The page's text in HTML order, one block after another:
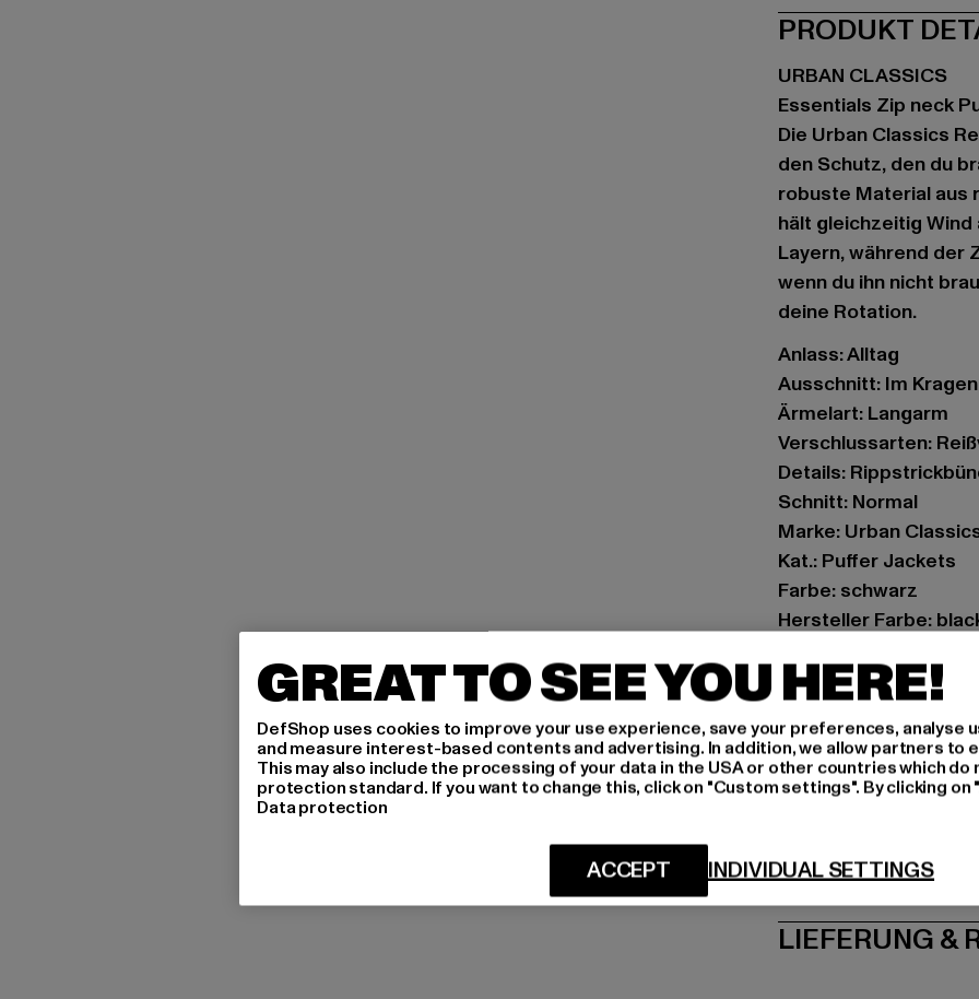
PRODUKT
URBAN CLASSICS
Essentials Zip neck
Die Urban Classics
den Schutz, den du
robuste Material aus
hält gleichzeitig
Layern, während der
wenn du ihn nicht
deine Rotation.
Anlass: Alltag
Ausschnitt: Im
Ärmelart: Langarm
Verschlussarten:
Details:
Schnitt: Normal
Marke: Urban
Kat.: Puffer Jackets
Farbe: schwarz
Hersteller Farbe:
Art.Nr: TB7014-00007
Hersteller: TB
Dr.-Robert-Murjahn-
LIEFERUNG &
GREAT TO SEE YOU HERE!
DefShop uses cookies to improve your use experience, save your preferences, analyse
and measure interest-based contents and advertising. In addition, we allow partners to
This may also include the processing of your data in the USA or other countries which do
protection standard. If you want to change this, click on "Custom settings". By clicking
Data protection
INDIVIDUAL SETTINGS
ACCEPT